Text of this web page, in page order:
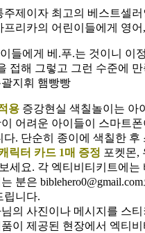
주제이자 최고의 베스트셀
리카의 어린이들에게 영
들에게 베.푸.는 것이니
접해 그렇고 그런 수준에
지휘 햄빵빵
용 증강현실 색칠놀이는 아
어려운 아이들이 스마트
. 단순히 종이에 색칠한
릭터 카드 1매 증정 포켓몬,
세요. 각 엑티비티키트에
분은
립니다.
의 사진이나 메시지를 스
이 제공된 현장에서 엑티